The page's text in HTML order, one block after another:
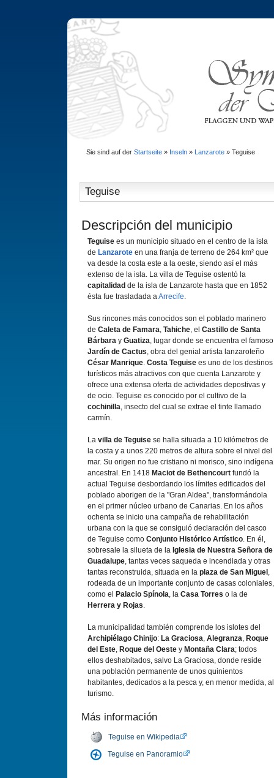
Sie sind auf der Startseite» Inseln» Lanzarote» Teguise
Teguise
Descripción del municipio
Teguise es un municipio situado en el centro de la isla
de Lanzarote en una franja de terreno de 264 km² que
va desde la costa este a la oeste, siendo así­ el más
extenso de la isla. La villa de Teguise ostentó la
capitalidad de la isla de Lanzarote hasta que en 1852
ésta fue trasladada aArrecife.
Sus rincones más conocidos son el poblado marinero
de Caleta de Famara, Tahiche, el Castillo de Santa
Bárbara y Guatiza, lugar donde se encuentra el famoso
Jardí­n de Cactus, obra del genial artista lanzaroteño
César Manrique. Costa Teguise es uno de los destinos
turí­sticos más atractivos con que cuenta Lanzarote y
ofrece una extensa oferta de actividades depostivas y
de ocio. Teguise es conocido por el cultivo de la
cochinilla, insecto del cual se extrae el tinte llamado
carmí­n.
La villa de Teguise se halla situada a 10 kilómetros de
la costa y a unos 220 metros de altura sobre el nivel del
mar. Su origen no fue cristiano ni morisco, sino indí­gena
ancestral. En 1418 Maciot de Bethencourt fundó la
actual Teguise desbordando los lí­mites edificados del
poblado aborigen de la "Gran Aldea", transformándola
en el primer núcleo urbano de Canarias. En los años
ochenta se inicio una campaña de rehabilitación
urbana con la que se consiguió declaración del casco
de Teguise como Conjunto Histórico Artí­stico. En él,
sobresale la silueta de la Iglesia de Nuestra Señora de
Guadalupe, tantas veces saqueda e incendiada y otras
tantas reconstruida, situada en la plaza de San Miguel ,
rodeada de un importante conjunto de casas coloniales,
como el
Palacio Spí­nola, la Casa Torres o la de
Herrera y Rojas.
La municipalidad también comprende los islotes del
Archipiélago Chinijo: La Graciosa, Alegranza, Roque
del Este, Roque del Oeste y Montaña Clara; todos
ellos deshabitados, salvo La Graciosa, donde reside
una población permanente de unos quinientos
habitantes, dedicados a la pesca y, en menor medida, al
turismo.
Más información
Teguise en Wikipedia
Teguise en Panoramio